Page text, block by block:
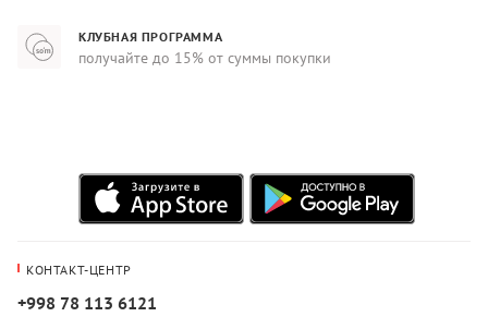
КЛУБНАЯ ПРОГРАММА
получайте до 15% от суммы покупки
КОНТАКТ-ЦЕНТР
+998 78 113 6121